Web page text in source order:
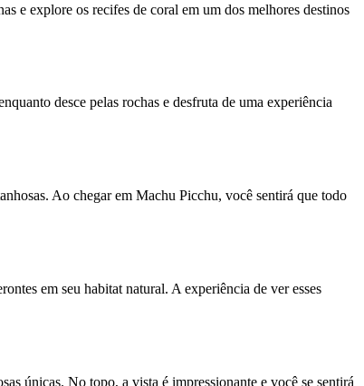
e explore os recifes de coral em um dos melhores destinos
desce pelas rochas e desfruta de uma experiência
Ao chegar em Machu Picchu, você sentirá que todo
em seu habitat natural. A experiência de ver esses
únicas. No topo, a vista é impressionante e você se sentirá